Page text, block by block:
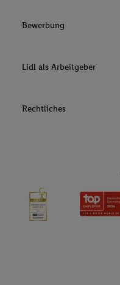
Bewerbung
Lidl als Arbeitgeber
Rechtliches